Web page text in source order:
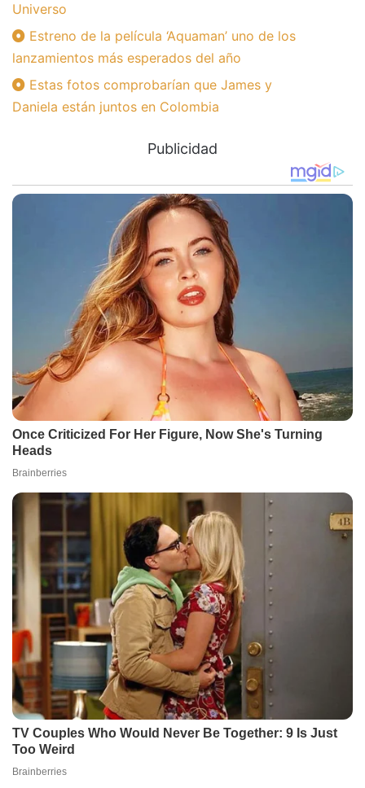
Universo
Estreno de la película ‘Aquaman’ uno de los
lanzamientos más esperados del año
Estas fotos comprobarían que James y
Daniela están juntos en Colombia
Publicidad